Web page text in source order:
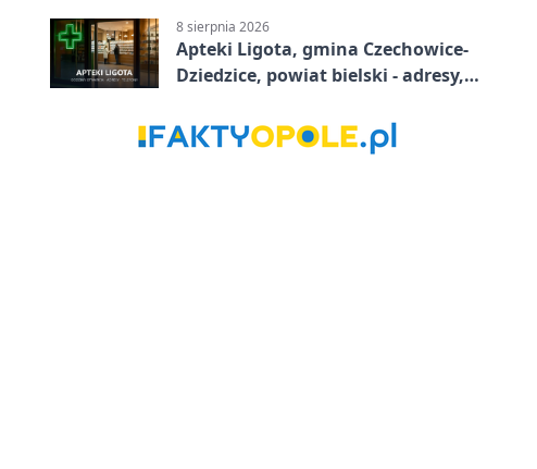
8 sierpnia 2026
Apteki Ligota, gmina Czechowice-
Dziedzice, powiat bielski - adresy,